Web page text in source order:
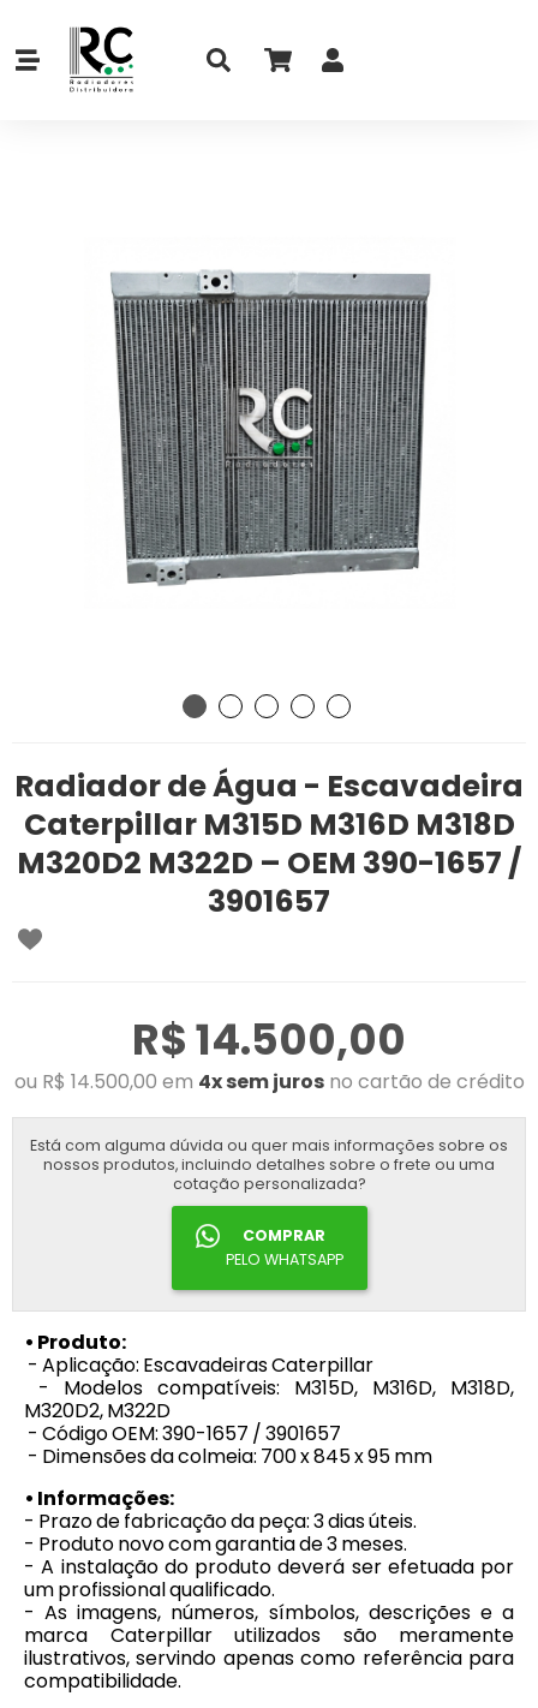
Radiador de Água - Escavadeira
Caterpillar M315D M316D M318D
M320D2 M322D – OEM 390-1657 /
3901657
R$ 14.500,00
ou R$ 14.500,00 em 4x sem jurosno cartão de crédito
Está com alguma dúvida ou quer mais informações sobre os
nossos produtos, incluindo detalhes sobre o frete ou uma
cotação personalizada?
COMPRAR
PELO WHATSAPP
• Produto:
- Aplicação: Escavadeiras Caterpillar
- Modelos compatíveis: M315D, M316D, M318D,
M320D2, M322D
- Código OEM: 390-1657 / 3901657
- Dimensões da colmeia: 700 x 845 x 95 mm
• Informações:
- Prazo de fabricação da peça: 3 dias úteis.
- Produto novo com garantia de 3 meses.
- A instalação do produto deverá ser efetuada por
um profissional qualificado.
- As imagens, números, símbolos, descrições e a
marca Caterpillar utilizados são meramente
ilustrativos, servindo apenas como referência para
compatibilidade.